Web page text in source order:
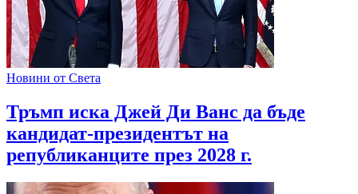
Новини от Света
Тръмп иска Джей Ди Ванс да бъде
кандидат-президентът на
републиканците през 2028 г.